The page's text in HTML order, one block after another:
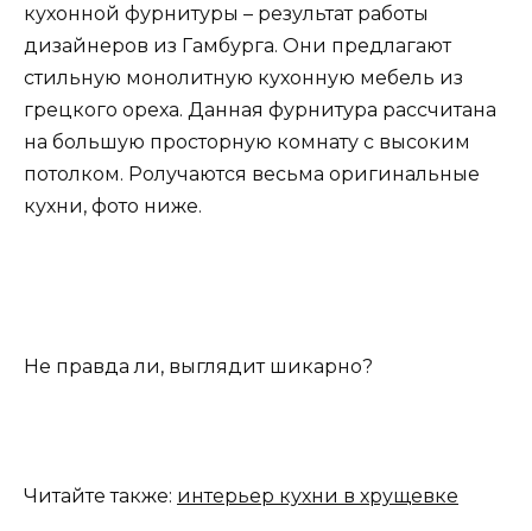
кухонной фурнитуры – результат работы
дизайнеров из Гамбурга. Они предлагают
стильную монолитную кухонную мебель из
грецкого ореха. Данная фурнитура рассчитана
на большую просторную комнату с высоким
потолком. Ролучаются весьма оригинальные
кухни, фото ниже.
Не правда ли, выглядит шикарно?
Читайте также: интерьер кухни в хрущевке